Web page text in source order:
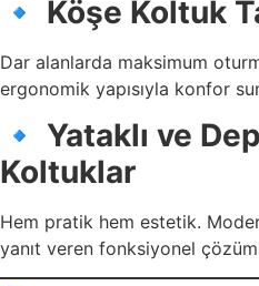
🔹 Köşe Koltuk
Dar alanlarda maksimum
ergonomik yapısıyla konfor
🔹 Yataklı ve
Koltuklar
Hem pratik hem estetik.
yanıt veren fonksiyonel